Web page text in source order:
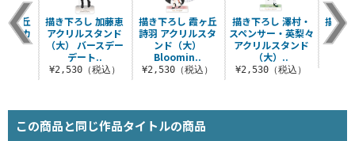
描き下ろし 霞ヶ丘
詩羽 アクリルスタ
ンド（大）
Bloomin..
¥2,530（税込）
描き下ろし 澤村・
スペンサー・英梨々
アクリルスタンド
（大）..
¥2,530（税込）
描き
ヶ丘
ッカ
描き下ろし 加藤恵
アクリルスタンド
（大） バースデー
デート..
¥2,530（税込）
この商品と同じ作品タイトルの商品